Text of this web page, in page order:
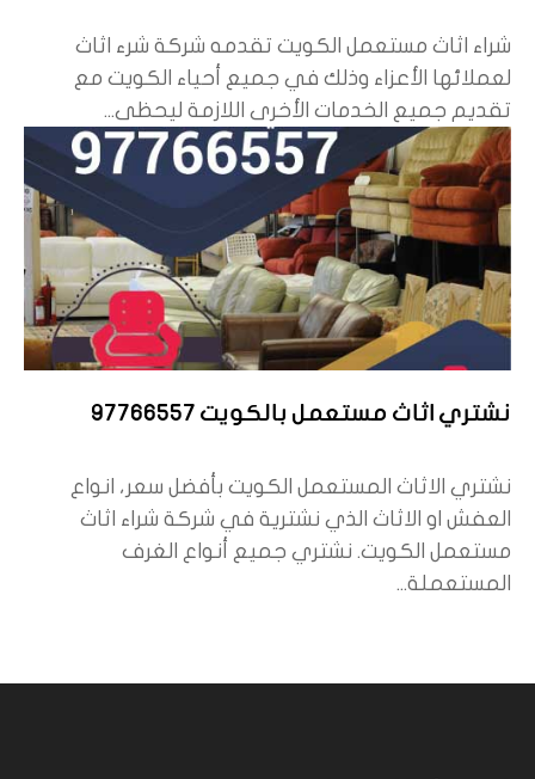
شراء اثاث مستعمل الكويت تقدمه شركة شرء اثاث
لعملائها الأعزاء وذلك في جميع أحياء الكويت مع
تقديم جميع الخدمات الأخرى اللازمة ليحظى...
نشتري اثاث مستعمل بالكويت 97766557
نشتري الاثاث المستعمل الكويت بأفضل سعر، انواع
العفش او الاثاث الذي نشترية في شركة شراء اثاث
مستعمل الكويت. نشتري جميع أنواع الغرف
المستعملة...